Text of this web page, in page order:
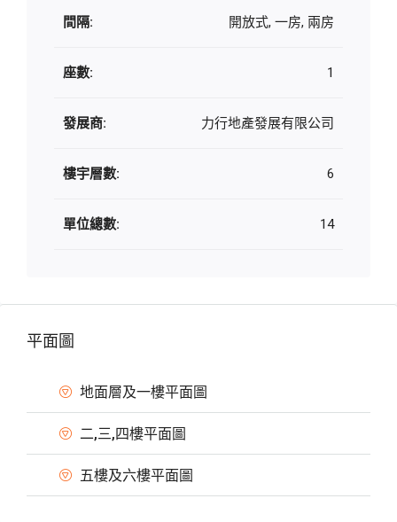
間隔: 開放式, 一房, 兩房
座數: 1
發展商: 力行地產發展有限公司
樓宇層數: 6
單位總數: 14
平面圖
地面層及一樓平面圖
二,三,四樓平面圖
五樓及六樓平面圖